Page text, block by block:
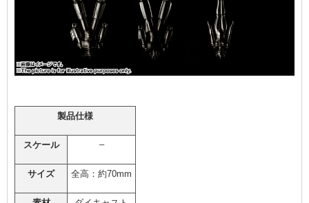
製品仕様
スケール –
サイズ 全高：約70mm